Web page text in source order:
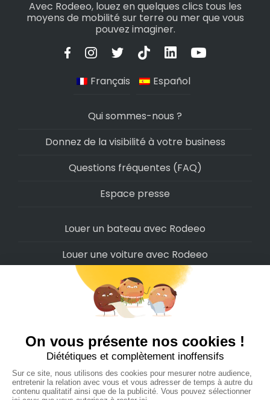
Avec Rodeeo, louez en quelques clics tous les
moyens de mobilité sur terre ou mer que vous
pouvez imaginer.
Français Español
Qui sommes-nous ?
Donnez de la visibilité à votre business
Questions fréquentes (FAQ)
Espace presse
Louer un bateau avec Rodeeo
Louer une voiture avec Rodeeo
Louer une moto avec Rodeeo
Louer un scooter avec Rodeeo
Louer un vélo avec Rodeeo
Louer un Camping-Car avec Rodeeo